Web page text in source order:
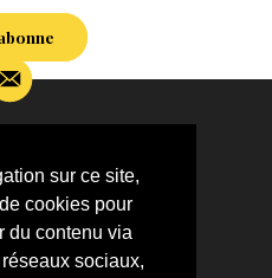
sur ce site,
cookies pour
du contenu via
sociaux,
de Jean-Jacques
MOI !